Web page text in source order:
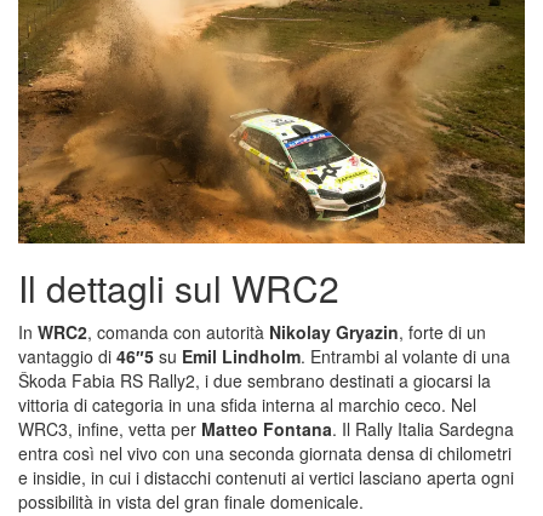
Il dettagli sul WRC2
In WRC2, comanda con autorità Nikolay Gryazin, forte di un
vantaggio di 46″5 su Emil Lindholm. Entrambi al volante di una
Škoda Fabia RS Rally2, i due sembrano destinati a giocarsi la
vittoria di categoria in una sfida interna al marchio ceco. Nel
WRC3, infine, vetta per Matteo Fontana. Il Rally Italia Sardegna
entra così nel vivo con una seconda giornata densa di chilometri
e insidie, in cui i distacchi contenuti ai vertici lasciano aperta ogni
possibilità in vista del gran finale domenicale.